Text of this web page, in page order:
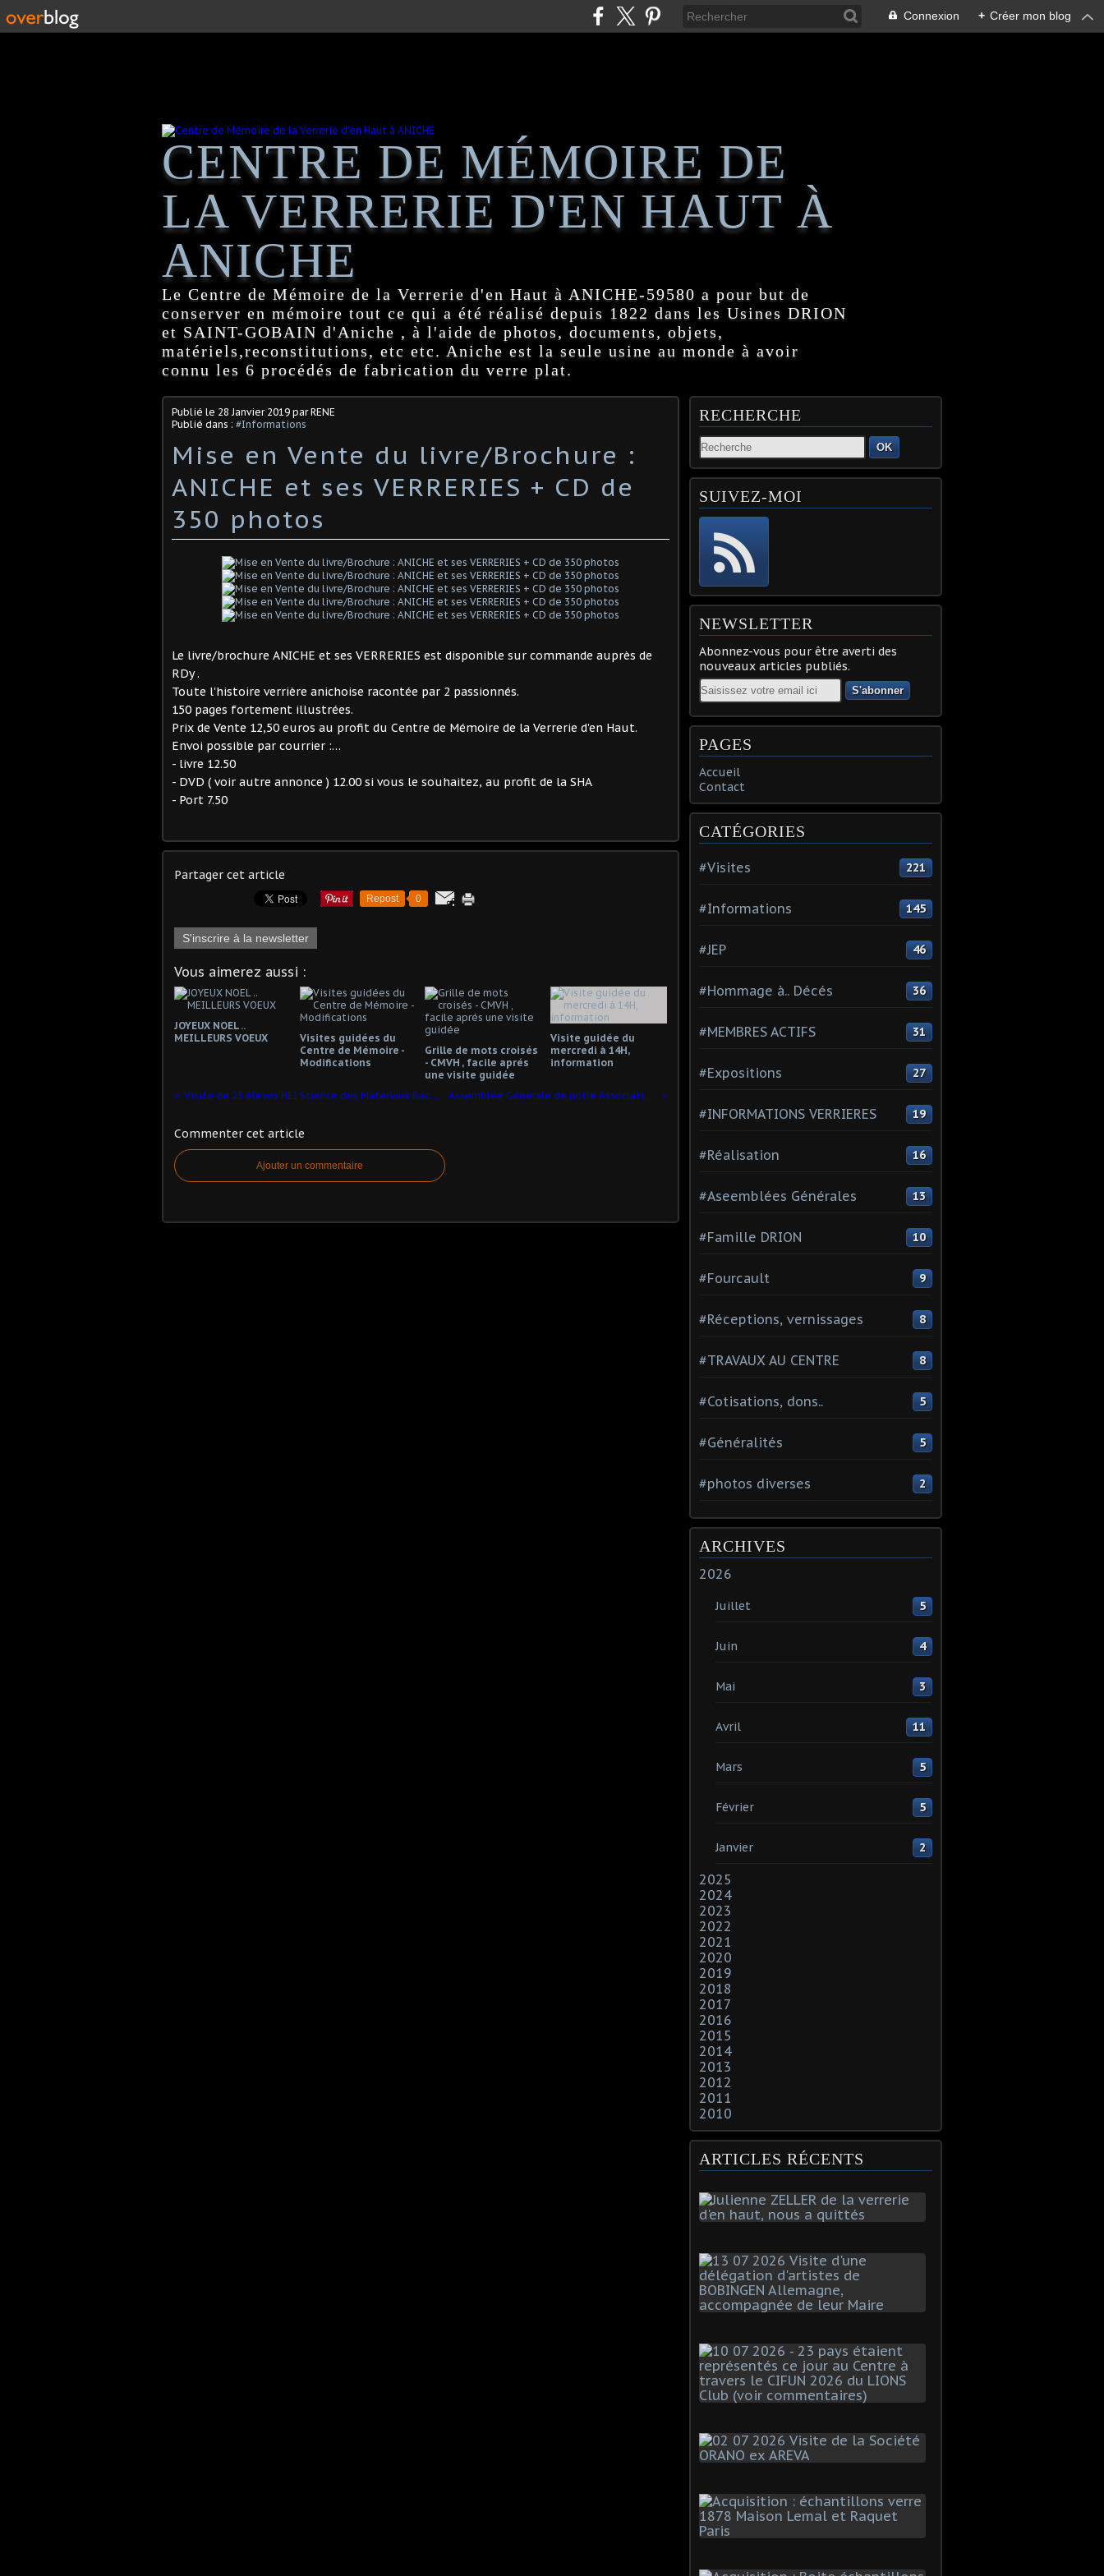
Connexion + Créer mon blog
CENTRE DE MÉMOIRE DE
LA VERRERIE D'EN HAUT À
ANICHE
Le Centre de Mémoire de la Verrerie d'en Haut à ANICHE-59580 a pour but de
conserver en mémoire tout ce qui a été réalisé depuis 1822 dans les Usines DRION
et SAINT-GOBAIN d'Aniche , à l'aide de photos, documents, objets,
matériels,reconstitutions, etc etc. Aniche est la seule usine au monde à avoir
connu les 6 procédés de fabrication du verre plat.
Publié le 28 Janvier 2019 par RENE
Publié dans : #Informations
Mise en Vente du livre/Brochure :
ANICHE et ses VERRERIES + CD de
350 photos
Le livre/brochure ANICHE et ses VERRERIES est disponible sur commande auprès de
RDy .
Toute l'histoire verrière anichoise racontée par 2 passionnés.
150 pages fortement illustrées.
Prix de Vente 12,50 euros au profit du Centre de Mémoire de la Verrerie d'en Haut.
Envoi possible par courrier :…
- livre 12.50
- DVD ( voir autre annonce ) 12.00 si vous le souhaitez, au profit de la SHA
- Port 7.50
Partager cet article
Repost 0
S'inscrire à la newsletter
Vous aimerez aussi :
JOYEUX NOEL ..
MEILLEURS VOEUX
Visites guidées du
Centre de Mémoire -
Modifications
Grille de mots croisés
- CMVH , facile aprés
une visite guidée
Visite guidée du
mercredi à 14H,
information
Visite de 25 élèves HEI Science des Matériaux Bac+3 Yncréa Lille Assemblée Générale de notre Association de ce jour
Commenter cet article
Ajouter un commentaire
RECHERCHE
OK
SUIVEZ-MOI
NEWSLETTER
Abonnez-vous pour être averti des
nouveaux articles publiés.
Email
PAGES
Accueil
Contact
CATÉGORIES
#Visites 221
#Informations 145
#JEP 46
#Hommage à.. Décés 36
#MEMBRES ACTIFS 31
#Expositions 27
#INFORMATIONS VERRIERES 19
#Réalisation 16
#Aseemblées Générales 13
#Famille DRION 10
#Fourcault 9
#Réceptions, vernissages 8
#TRAVAUX AU CENTRE 8
#Cotisations, dons.. 5
#Généralités 5
#photos diverses 2
ARCHIVES
2026
Juillet 5
Juin 4
Mai 3
Avril 11
Mars 5
Février 5
Janvier 2
2025
2024
2023
2022
2021
2020
2019
2018
2017
2016
2015
2014
2013
2012
2011
2010
ARTICLES RÉCENTS